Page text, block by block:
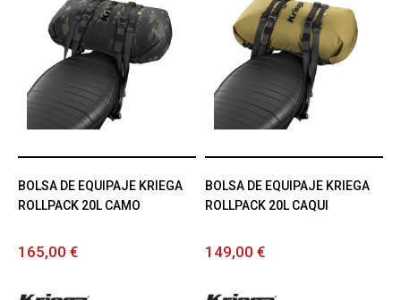
BOLSA DE EQUIPAJE KRIEGA
ROLLPACK 20L CAMO
165,00 €
BOLSA DE EQUIPAJE KRIEGA
ROLLPACK 20L CAQUI
149,00 €